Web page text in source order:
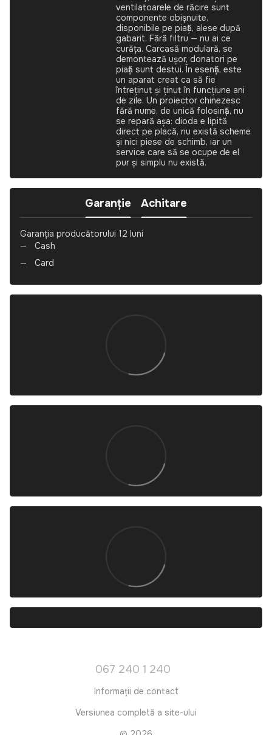
ventilatoarele de răcire sunt
componente obișnuite,
disponibile pe piață, alese după
gabarit. Fără filtru — nu ai ce
curăța. Carcasă modulară, se
demontează ușor, donatori pe
piață sunt destui. În esență, este
un aparat creat ca să fie
întreținut și ținut în funcțiune ani
de zile. Un proiector chinezesc
fără nume, de unică folosință, nu
se repară așa: dioda e lipită
direct pe placă, nu există scheme
și nici piese de schimb, iar un
service care să se ocupe de el
pur și simplu nu există.
Garanție Achitare
Garanția producătorului 12 luni
Cash
Card
067 240 1 240
Informații de contact
Versiunea completă a site-ului